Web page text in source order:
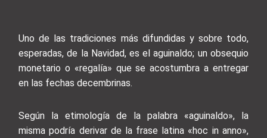
Uno de las tradiciones más difundidas y sobre todo,
esperadas, de la Navidad, es el aguinaldo; un obsequio
monetario o «regalía» que se acostumbra a entregar
en las fechas decembrinas.
Según la etimología de la palabra «aguinaldo», la
misma podría derivar de la frase latina «hoc in anno»,